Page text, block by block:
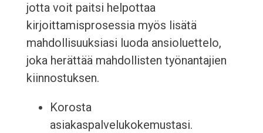
jotta voit paitsi helpottaa
kirjoittamisprosessia myös lisätä
mahdollisuuksiasi luoda ansioluettelo,
joka herättää mahdollisten työnantajien
kiinnostuksen.
Korosta
asiakaspalvelukokemustasi.